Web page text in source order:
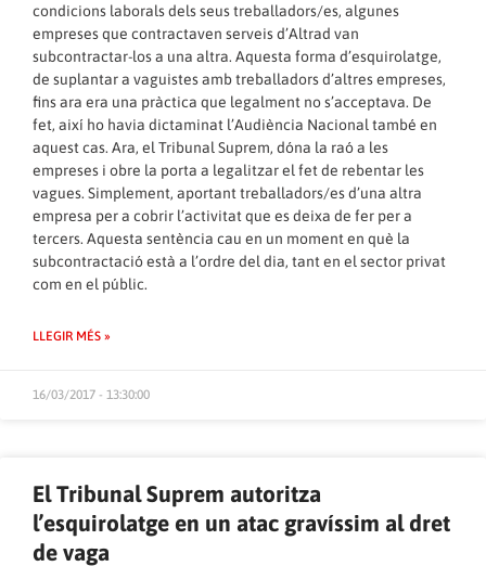
condicions laborals dels seus treballadors/es, algunes
empreses que contractaven serveis d’Altrad van
subcontractar-los a una altra. Aquesta forma d’esquirolatge,
de suplantar a vaguistes amb treballadors d’altres empreses,
fins ara era una pràctica que legalment no s’acceptava. De
fet, així ho havia dictaminat l’Audiència Nacional també en
aquest cas. Ara, el Tribunal Suprem, dóna la raó a les
empreses i obre la porta a legalitzar el fet de rebentar les
vagues. Simplement, aportant treballadors/es d’una altra
empresa per a cobrir l’activitat que es deixa de fer per a
tercers. Aquesta sentència cau en un moment en què la
subcontractació està a l’ordre del dia, tant en el sector privat
com en el públic.
LLEGIR MÉS »
16/03/2017 - 13:30:00
El Tribunal Suprem autoritza
l’esquirolatge en un atac gravíssim al dret
de vaga